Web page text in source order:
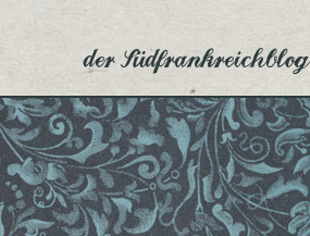
der Südfrankreichblog